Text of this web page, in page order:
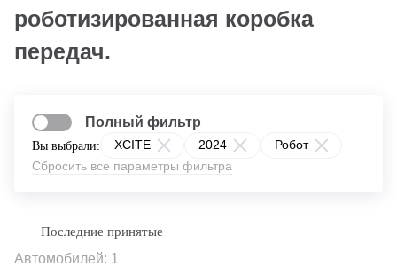
роботизированная коробка
передач.
Вы выбрали: XCITE 2024
Робот
Сбросить все параметры фильтра
Полный фильтр
Автомобилей: 1